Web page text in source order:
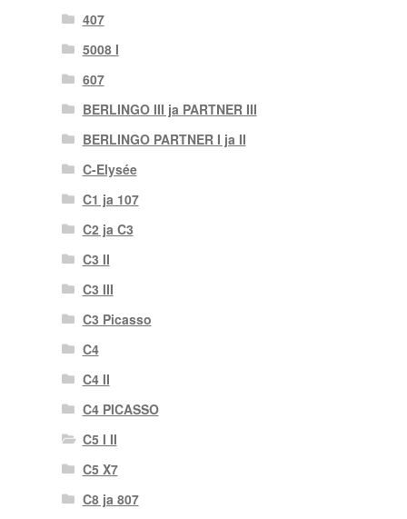
407
5008 I
607
BERLINGO III ja PARTNER III
BERLINGO PARTNER I ja II
C-Elysée
C1 ja 107
C2 ja C3
C3 II
C3 III
C3 Picasso
C4
C4 II
C4 PICASSO
C5 I II
C5 X7
C8 ja 807